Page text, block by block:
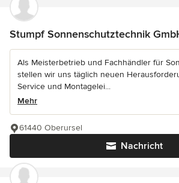
Stumpf Sonnenschutztechnik
Als Meisterbetrieb und Fachhändler für
stellen wir uns täglich neuen
Service und Montagelei...
Mehr
Nachricht
61440 Oberursel